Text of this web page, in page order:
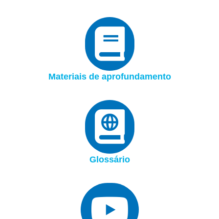
Materiais de aprofundamento
Glossário